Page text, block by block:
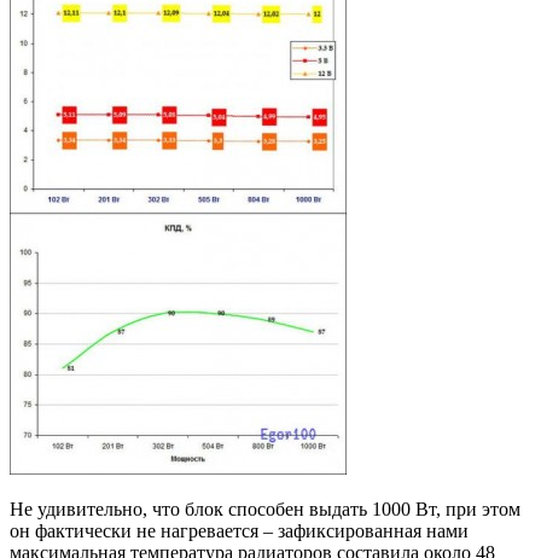
Не удивительно, что блок способен выдать 1000 Вт, при этом
он фактически не нагревается – зафиксированная нами
максимальная температура радиаторов составила около 48